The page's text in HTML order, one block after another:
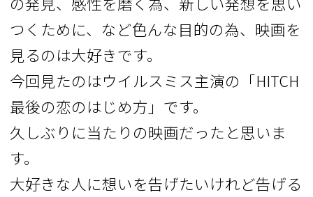
つくために、など色んな目的の為、映画を
見るのは大好きです。
今回見たのはウイルスミス主演の「HITCH
最後の恋のはじめ方」です。
久しぶりに当たりの映画だったと思いま
す。
大好きな人に想いを告げたいけれど告げる